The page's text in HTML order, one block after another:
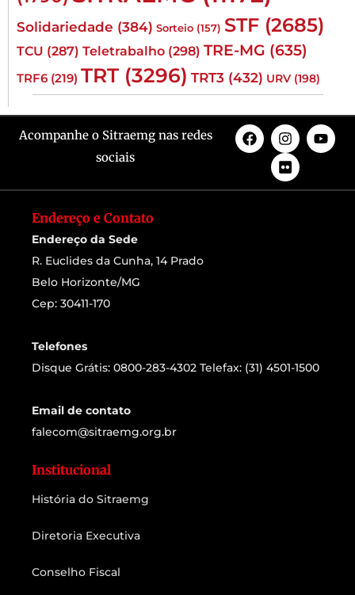
Solidariedade (384) Sorteio (157) STF (2685)
TCU (287) Teletrabalho (298) TRE-MG (635)
TRF6 (219) TRT (3296) TRT3 (432) URV (198)
Acompanhe o Sitraemg nas redes
sociais
Endereço e Contato
Endereço da Sede
R. Euclides da Cunha, 14 Prado
Belo Horizonte/MG
Cep: 30411-170
Telefones
Disque Grátis: 0800-283-4302 Telefax: (31) 4501-1500
Email de contato
falecom@sitraemg.org.br
Institucional
História do Sitraemg
Diretoria Executiva
Conselho Fiscal